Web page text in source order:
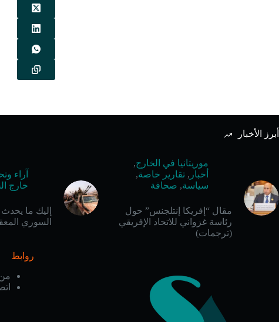
أبرز الأخبار
موريتانيا في الخارج,
أخبار , تقارير خاصة,
سياسة, صحافة
مقال “إفريكا إنتلجنس” حول
رئاسة غزواني للاتحاد الإفريقي
(ترجمات)
آراء
خارج
إليك ما
السوري
روابط